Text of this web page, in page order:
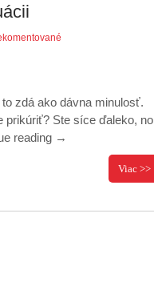
zdá ako dávna minulosť.
prikúriť? Ste síce ďaleko, no
reading →
Viac >>